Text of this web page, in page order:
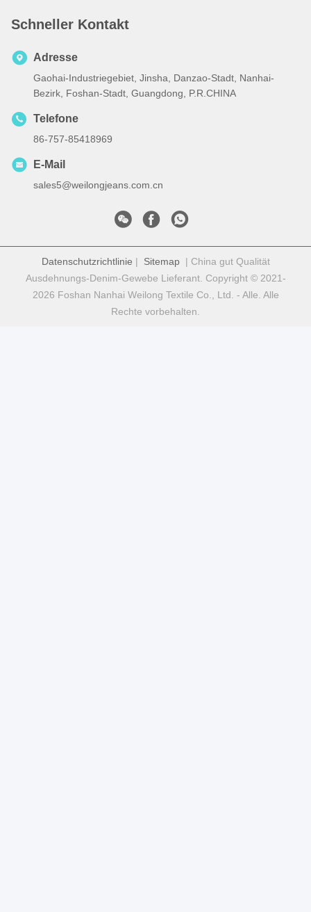
Schneller Kontakt
Adresse
Gaohai-Industriegebiet, Jinsha, Danzao-Stadt, Nanhai-
Bezirk, Foshan-Stadt, Guangdong, P.R.CHINA
Telefone
86-757-85418969
E-Mail
sales5@weilongjeans.com.cn
Datenschutzrichtlinie | Sitemap| China gut Qualität
Ausdehnungs-Denim-Gewebe Lieferant. Copyright © 2021-
2026 Foshan Nanhai Weilong Textile Co., Ltd. - Alle. Alle
Rechte vorbehalten.